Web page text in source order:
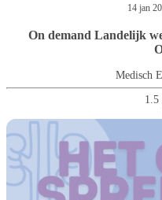
14 jan
On demand Landelijk
Medisch
1.5